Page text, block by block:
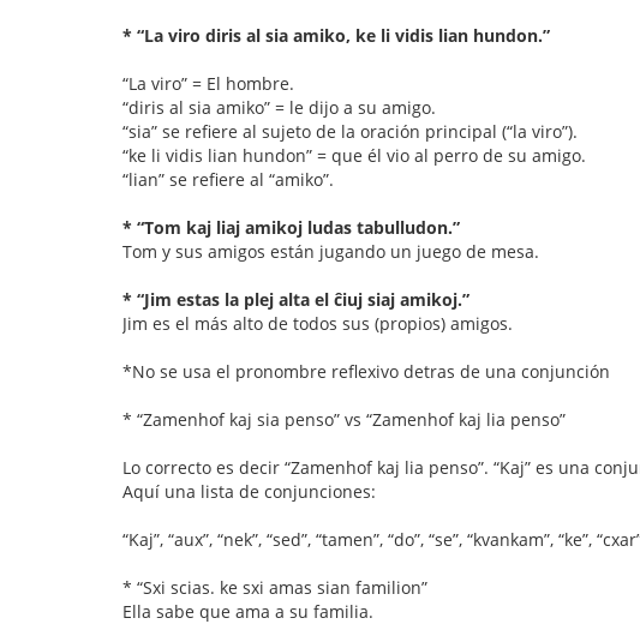
* “La viro diris al sia amiko, ke li vidis lian hundon.”
“La viro” = El hombre.
“diris al sia amiko” = le dijo a su amigo.
“sia” se refiere al sujeto de la oración principal (“la viro”).
“ke li vidis lian hundon” = que él vio al perro de su amigo.
“lian” se refiere al “amiko”.
* “Tom kaj liaj amikoj ludas tabulludon.”
Tom y sus amigos están jugando un juego de mesa.
* “Jim estas la plej alta el ĉiuj siaj amikoj.”
Jim es el más alto de todos sus (propios) amigos.
*No se usa el pronombre reflexivo detras de una conjunción
* “Zamenhof kaj sia penso” vs “Zamenhof kaj lia penso”
Lo correcto es decir “Zamenhof kaj lia penso”. “Kaj” es una
Aquí una lista de conjunciones:
“Kaj”, “aux”, “nek”, “sed”, “tamen”, “do”, “se”, “kvankam”, “ke”,
* “Sxi scias. ke sxi amas sian familion”
Ella sabe que ama a su familia.